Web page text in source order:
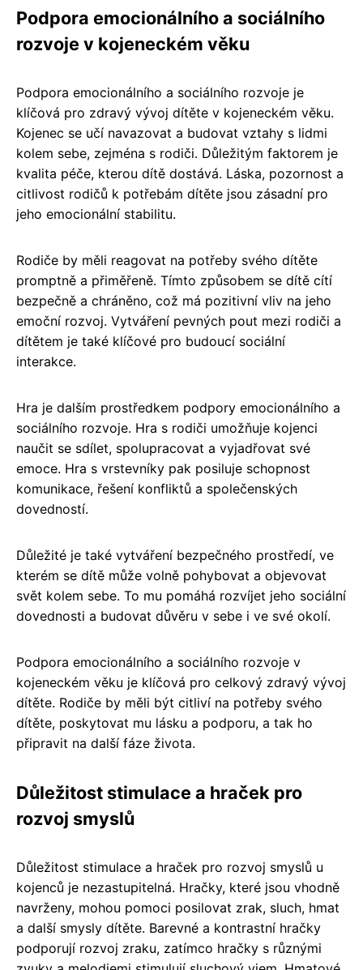
Podpora emocionálního a sociálního
rozvoje v kojeneckém věku
Podpora emocionálního a sociálního rozvoje je
klíčová pro zdravý vývoj dítěte v kojeneckém věku.
Kojenec se učí navazovat a budovat vztahy s lidmi
kolem sebe, zejména s rodiči. Důležitým faktorem je
kvalita péče, kterou dítě dostává. Láska, pozornost a
citlivost rodičů k potřebám dítěte jsou zásadní pro
jeho emocionální stabilitu.
Rodiče by měli reagovat na potřeby svého dítěte
promptně a přiměřeně. Tímto způsobem se dítě cítí
bezpečně a chráněno, což má pozitivní vliv na jeho
emoční rozvoj. Vytváření pevných pout mezi rodiči a
dítětem je také klíčové pro budoucí sociální
interakce.
Hra je dalším prostředkem podpory emocionálního a
sociálního rozvoje. Hra s rodiči umožňuje kojenci
naučit se sdílet, spolupracovat a vyjadřovat své
emoce. Hra s vrstevníky pak posiluje schopnost
komunikace, řešení konfliktů a společenských
dovedností.
Důležité je také vytváření bezpečného prostředí, ve
kterém se dítě může volně pohybovat a objevovat
svět kolem sebe. To mu pomáhá rozvíjet jeho sociální
dovednosti a budovat důvěru v sebe i ve své okolí.
Podpora emocionálního a sociálního rozvoje v
kojeneckém věku je klíčová pro celkový zdravý vývoj
dítěte. Rodiče by měli být citliví na potřeby svého
dítěte, poskytovat mu lásku a podporu, a tak ho
připravit na další fáze života.
Důležitost stimulace a hraček pro
rozvoj smyslů
Důležitost stimulace a hraček pro rozvoj smyslů u
kojenců je nezastupitelná. Hračky, které jsou vhodně
navrženy, mohou pomoci posilovat zrak, sluch, hmat
a další smysly dítěte. Barevné a kontrastní hračky
podporují rozvoj zraku, zatímco hračky s různými